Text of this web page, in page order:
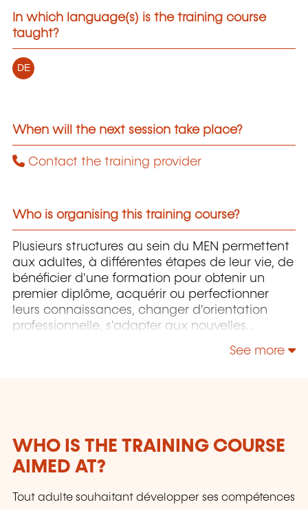
In which language(s) is the training course
taught?
DE
When will the next session take place?
Contact the training provider
Who is organising this training course?
Plusieurs structures au sein du MEN permettent
aux adultes, à différentes étapes de leur vie, de
bénéficier d'une formation pour obtenir un
premier diplôme, acquérir ou perfectionner
leurs connaissances, changer d'orientation
professionnelle, s'adapter aux nouvelles
See more
WHO IS THE TRAINING COURSE
AIMED AT?
Tout adulte souhaitant développer ses compétences